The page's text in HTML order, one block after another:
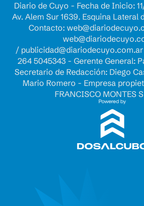
Diario de Cuyo - Fecha de Inicio:
Av. Alem Sur 1639. Esquina
Contacto:
/ publicidad@diariodecuyo.com.ar
264 5045343 - Gerente General:
Secretario de Redacción: Diego
Mario Romero - Empresa
FRANCISCO MONTES